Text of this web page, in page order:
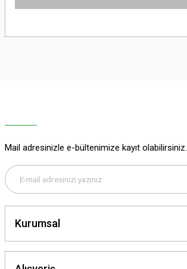
Gönder
Mail adresinizle e-bültenimize kayıt olabilirsiniz.
Kurumsal